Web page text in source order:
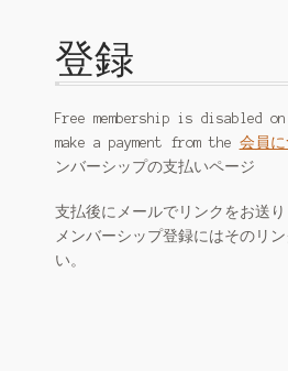
てってのスパイスが買える＆食べら
よくあるご質問
お店の概要
お問い合わせ
k
a
m
h
a
n
e
登録
Free membership is disabled
make a payment from the 会員
ンバーシップの支払いページ
支払後にメールでリンクをお送
メンバーシップ登録にはそのリ
い。